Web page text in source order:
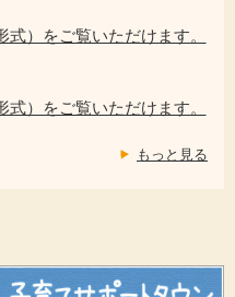
）をご覧いただけます。
）をご覧いただけます。
もっと見る